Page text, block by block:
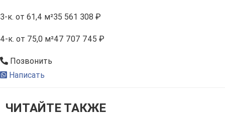
3-к. от 61,4 м²35 561 308 ₽
4-к. от 75,0 м²47 707 745 ₽
Позвонить
Написать
ЧИТАЙТЕ ТАКЖЕ